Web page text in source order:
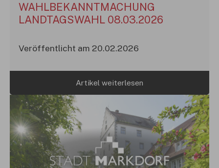
WAHLBEKANNTMACHUNG
LANDTAGSWAHL 08.03.2026
Veröffentlicht am 20.02.2026
Artikel weiterlesen